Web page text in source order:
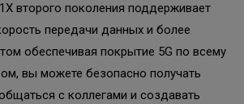
второго поколения поддерживает
передачи данных и более
обеспечивая покрытие 5G по всему
вы можете безопасно получать
с коллегами и создавать